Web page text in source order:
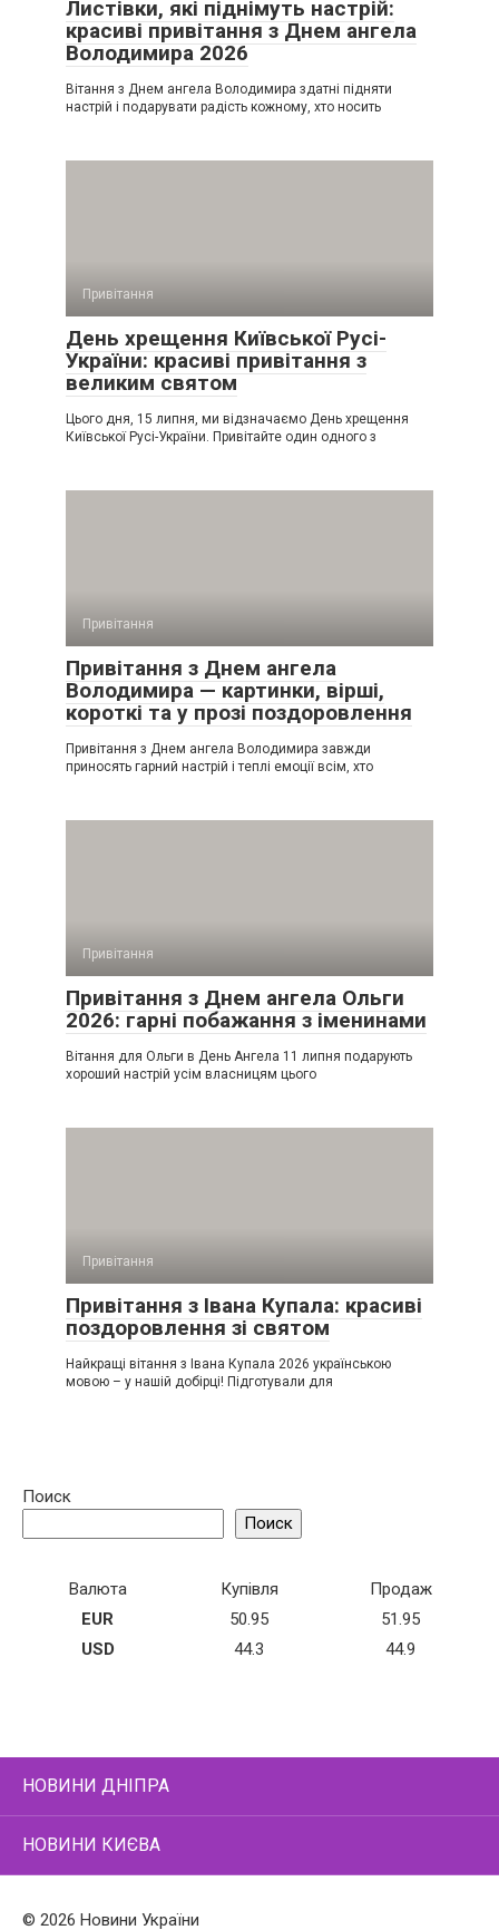
Листівки, які піднімуть настрій:
красиві привітання з Днем ангела
Володимира 2026
Вітання з Днем ангела Володимира здатні підняти
настрій і подарувати радість кожному, хто носить
Привітання
День хрещення Київської Русі-
України: красиві привітання з
великим святом
Цього дня, 15 липня, ми відзначаємо День хрещення
Київської Русі-України. Привітайте один одного з
Привітання
Привітання з Днем ангела
Володимира — картинки, вірші,
короткі та у прозі поздоровлення
Привітання з Днем ангела Володимира завжди
приносять гарний настрій і теплі емоції всім, хто
Привітання
Привітання з Днем ангела Ольги
2026: гарні побажання з іменинами
Вітання для Ольги в День Ангела 11 липня подарують
хороший настрій усім власницям цього
Привітання
Привітання з Івана Купала: красиві
поздоровлення зі святом
Найкращі вітання з Івана Купала 2026 українською
мовою – у нашій добірці! Підготували для
Поиск
Поиск
Валюта Купівля
Продаж
EUR
50.95
51.95
USD
44.3 44.9
НОВИНИ ДНІПРА
НОВИНИ КИЄВА
© 2026 Новини України